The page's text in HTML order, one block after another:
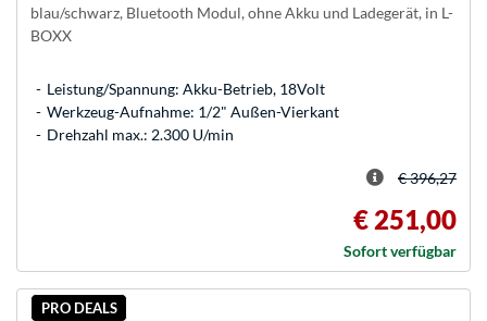
blau/schwarz, Bluetooth Modul, ohne Akku und Ladegerät, in L-
BOXX
Leistung/Spannung: Akku-Betrieb, 18Volt
Werkzeug-Aufnahme: 1/2" Außen-Vierkant
Drehzahl max.: 2.300 U/min
€ 396,27
€ 251,00
Sofort verfügbar
PRO DEALS